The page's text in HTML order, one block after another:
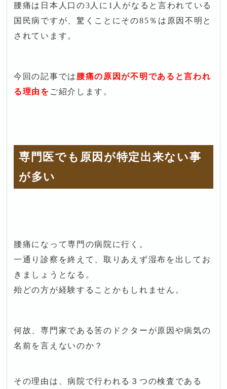
腰痛は日本人口の3人に1人がなると言われている
国民病ですが、驚くことにその85％は原因不明と
されています。
今回の記事では 腰痛の原因が不明であると言われ
る理由を ご紹介します。
専門医でも原因が特定出来ない事
が多い
腰痛になって専門の病院に行く。
一通り診察を終えて、取りあえず湿布を出してお
きましょうとなる。
殆どの方が経験することかもしれません。
何故、専門家である筈のドクターが原因や病気の
名前を言えないのか？
その理由は、病院で行われる３つの検査である